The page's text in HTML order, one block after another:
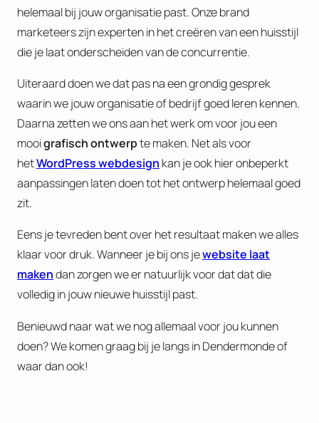
helemaal bij jouw organisatie past. Onze brand
marketeers zijn experten in het creëren van een huisstijl
die je laat onderscheiden van de concurrentie.
Uiteraard doen we dat pas na een grondig gesprek
waarin we jouw organisatie of bedrijf goed leren kennen.
Daarna zetten we ons aan het werk om voor jou een
mooigrafisch ontwerpte maken. Net als voor
hetWordPress webdesign kan je ook hier onbeperkt
aanpassingen laten doen tot het ontwerp helemaal goed
zit.
Eens je tevreden bent over het resultaat maken we alles
klaar voor druk. Wanneer je bij ons jewebsite laat
makendan zorgen we er natuurlijk voor dat dat die
volledig in jouw nieuwe huisstijl past.
Benieuwd naar wat we nog allemaal voor jou kunnen
doen? We komen graag bij je langs in Dendermonde of
waar dan ook!